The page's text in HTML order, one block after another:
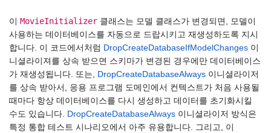
이 MovieInitializer 클래스는 모델 클래스가 변경되면, 모델이
사용하는 데이터베이스를 자동으로 드랍시키고 재생성하도록 지시
합니다. 이 코드에서처럼 DropCreateDatabaseIfModelChanges 이
니셜라이져를 상속 받으면 스키마가 변경된 경우에만 데이터베이스
가 재생성됩니다. 또는, DropCreateDatabaseAlways 이니셜라이저
를 상속 받아서, 응용 프로그램 도메인에서 컨텍스트가 처음 사용될
때마다 항상 데이터베이스를 다시 생성하고 데이터를 초기화시킬
수도 있습니다. DropCreateDatabaseAlways 이니셜라이저 방식은
특정 통합 테스트 시나리오에서 아주 유용합니다. 그리고, 이